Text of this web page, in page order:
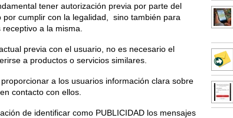
tener autorización previa por parte del
por cumplir con la legalidad, sino también para
a la misma.
previa con el usuario, no es necesario el
a productos o servicios similares.
a los usuarios información clara sobre
contacto con ellos.
de identificar como PUBLICIDAD los mensajes